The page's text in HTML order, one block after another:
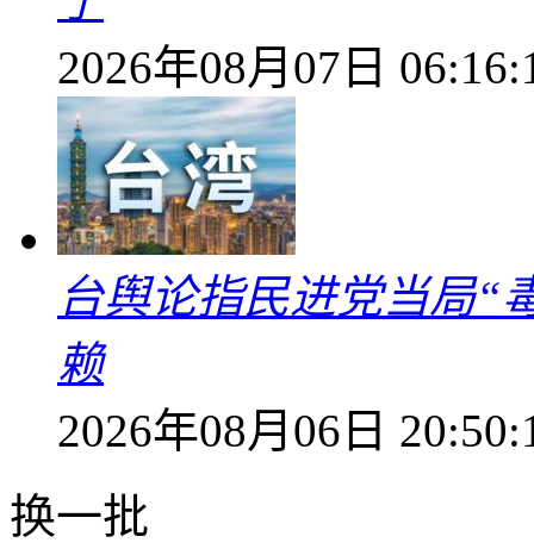
2026年08月07日
台舆论指民进党当局“
赖
2026年08月06日
换一批